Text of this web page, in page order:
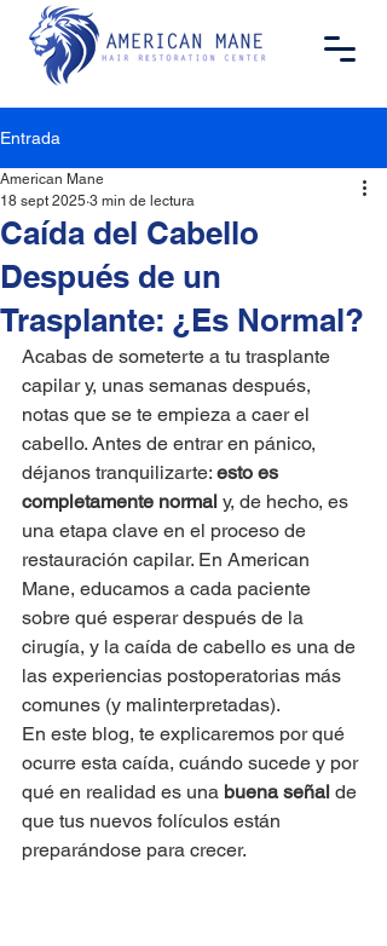
Entrada
Caída del Cabello
Después de un
Trasplante: ¿Es Normal?
American Mane
18 sept 2025 3 min de lectura
Acabas de someterte a tu trasplante
capilar y, unas semanas después,
notas que se te empieza a caer el
cabello. Antes de entrar en pánico,
déjanos tranquilizarte: esto es
completamente normal y, de hecho, es
una etapa clave en el proceso de
restauración capilar. En American
Mane, educamos a cada paciente
sobre qué esperar después de la
cirugía, y la caída de cabello es una de
las experiencias postoperatorias más
comunes (y malinterpretadas).
En este blog, te explicaremos por qué
ocurre esta caída, cuándo sucede y por
qué en realidad es una buena señal de
que tus nuevos folículos están
preparándose para crecer.